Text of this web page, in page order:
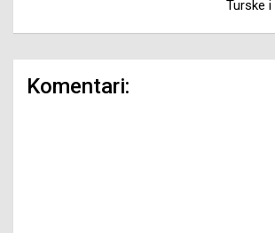
Turske i
Komentari: